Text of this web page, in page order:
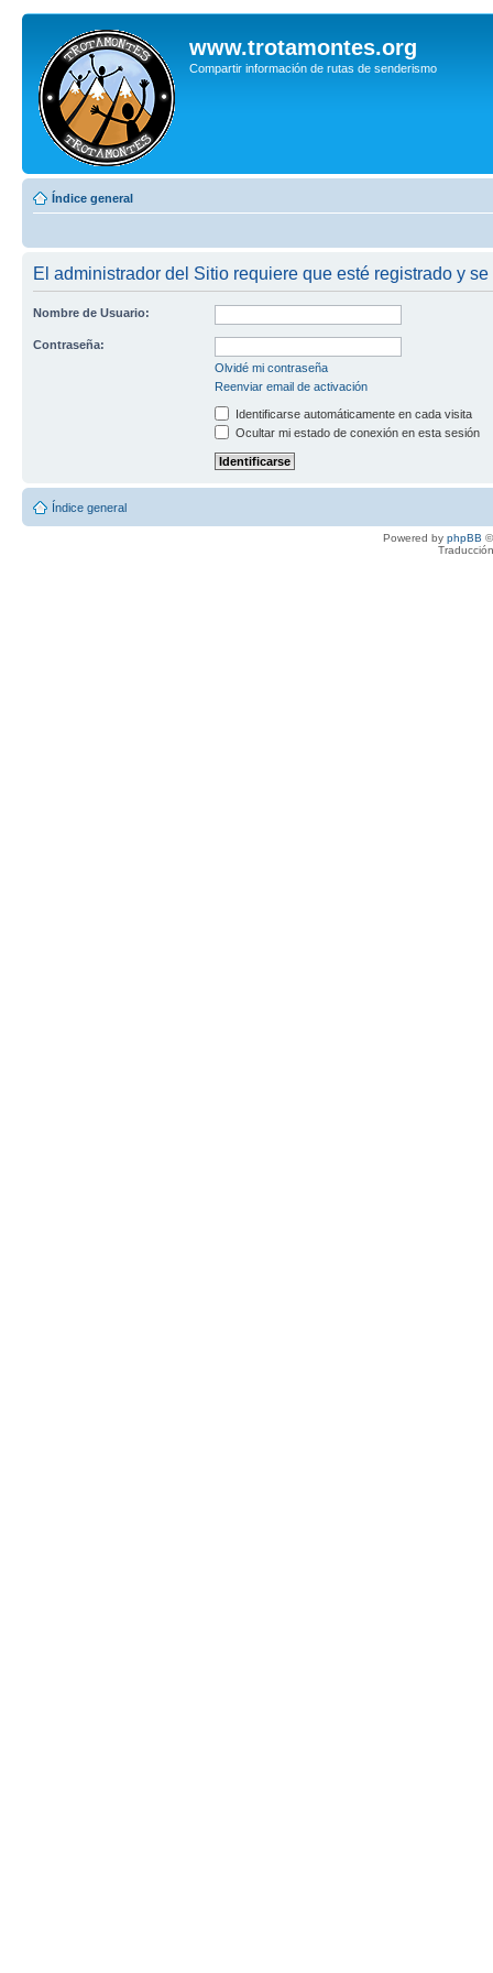
www.trotamontes.org
Compartir información de rutas de senderismo
Índice general
El administrador del Sitio requiere que esté registrado y
Nombre de Usuario:
Contraseña:
Olvidé mi contraseña
Reenviar email de activación
Identificarse automáticamente en cada visita
Ocultar mi estado de conexión en esta sesión
Índice general
Powered by phpBB